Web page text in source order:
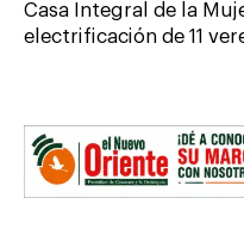
Casa Integral de la
electrificación de 11